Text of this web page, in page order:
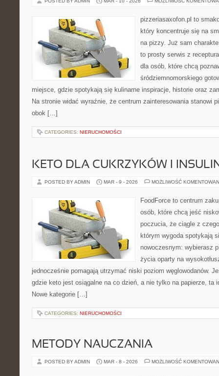
pizzeriasaxofon.pl to
który koncentruje się na
na pizzy. Już sam
to prosty serwis z
dla osób, które chcą
śródziemnomorskiego
miejsce, gdzie spotykają się kulinarne inspiracje, historie oraz
Na stronie widać wyraźnie, że centrum zainteresowania stanowi
obok […]
CATEGORIES: NIERUCHOMOŚCI
KETO DLA CUKRZYKÓW I
POSTED BY ADMIN MAR - 9 - 2026 MOŻLIWOŚĆ
FoodForce to centrum
osób, które chcą jeść
poczucia, że ciągle z
którym wygoda spotykają
nowoczesnym: wybierasz
życia oparty na
jednocześnie pomagają utrzymać niski poziom węglowodanów.
gdzie keto jest osiągalne na co dzień, a nie tylko na papierze, ta
Nowe kategorie […]
CATEGORIES: NIERUCHOMOŚCI
METODY NAUCZANIA
POSTED BY ADMIN MAR - 8 - 2026 MOŻLIWOŚĆ